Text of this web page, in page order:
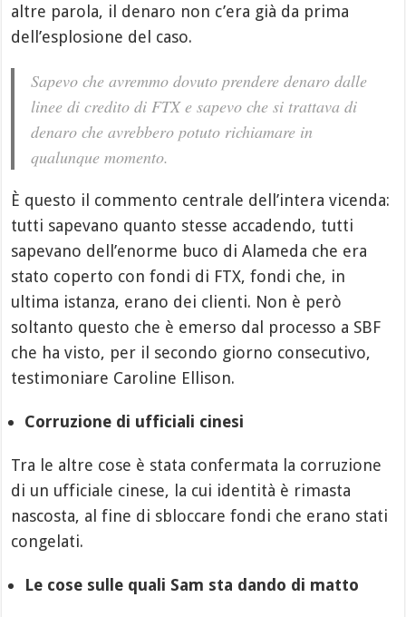
altre parola, il denaro non c’era già da prima
dell’esplosione del caso.
Sapevo che avremmo dovuto prendere denaro dalle
linee di credito di FTX e sapevo che si trattava di
denaro che avrebbero potuto richiamare in
qualunque momento.
È questo il commento centrale dell’intera vicenda:
tutti sapevano quanto stesse accadendo, tutti
sapevano dell’enorme buco di Alameda che era
stato coperto con fondi di FTX, fondi che, in
ultima istanza, erano dei clienti. Non è però
soltanto questo che è emerso dal processo a SBF
che ha visto, per il secondo giorno consecutivo,
testimoniare Caroline Ellison.
Corruzione di ufficiali cinesi
Tra le altre cose è stata confermata la corruzione
di un ufficiale cinese, la cui identità è rimasta
nascosta, al fine di sbloccare fondi che erano stati
congelati.
Le cose sulle quali Sam sta dando di matto